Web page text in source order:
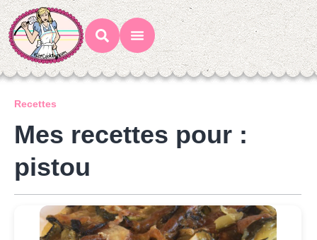
Recettes
Mes recettes pour :
pistou